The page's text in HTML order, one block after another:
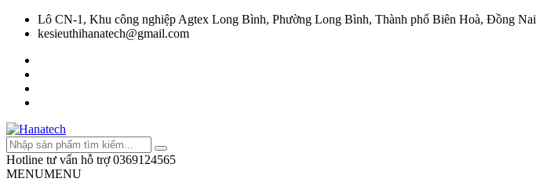
Lô CN-1, Khu công nghiệp Agtex Long Bình, Phường Long Bình, Thành phố Biên Hoà, Đồng Nai
kesieuthihanatech@gmail.com
Hotline tư vấn hỗ trợ 0369124565
MENUMENU